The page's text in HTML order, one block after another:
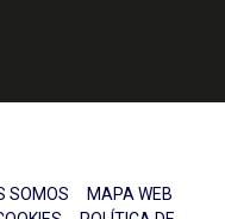
SOMOS
MAPA WEB